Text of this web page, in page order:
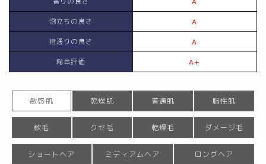
泡立ちの良さ A
指通りの良さ A
総合評価 A+
敏感肌 乾燥肌 普通肌 脂性肌
軟毛 クセ毛 乾燥毛 ダメージ毛
ショートヘア ミディアムヘア ロングヘア